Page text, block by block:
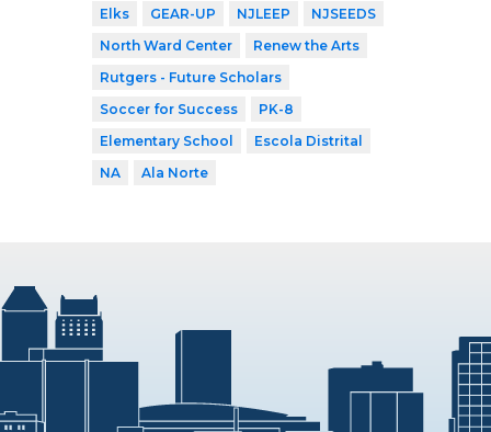
Elks
GEAR-UP NJLEEP
NJSEEDS
North Ward Center
Renew the Arts
Rutgers - Future Scholars
Soccer for Success
PK-8
Elementary School
Escola Distrital
NA
Ala Norte